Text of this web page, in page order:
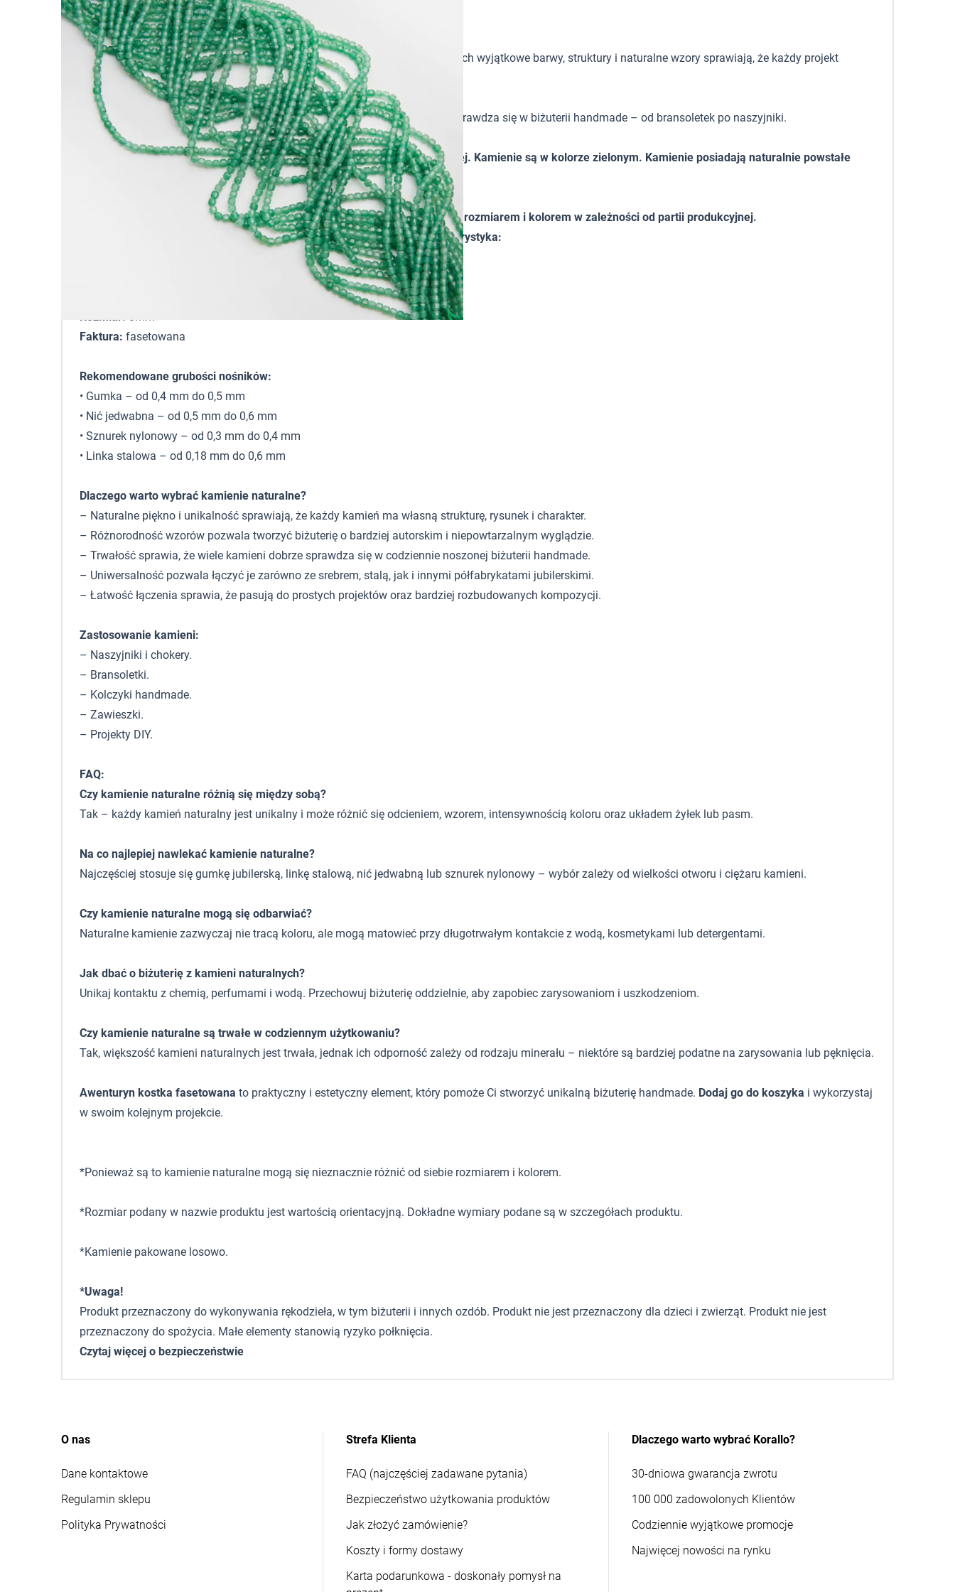
Awenturyn kostka fasetowana 3mm
Kamienie to jedne z najbardziej cenionych dodatków w biżuterii handmade. Ich wyjątkowe barwy, struktury i naturalne wzory sprawiają, że każdy projekt
nabiera indywidualnego charakteru.
Awenturyn kostka wyróżnia się naturalną strukturą, dzięki czemu świetnie sprawdza się w biżuterii handmade – od bransoletek po naszyjniki.
Kamienie naturalne wykonane z awenturynu w kształcie kostki fasetowanej. Kamienie są w kolorze zielonym. Kamienie posiadają naturalnie powstałe
wrostki oraz przebarwienia.
*Ponieważ są to kamienie naturalne mogą się nieznacznie różnić od siebie rozmiarem i kolorem w zależności od partii produkcyjnej.
*Rozmiar podany w nazwie produktu jest wartością orientacyjną. Charakterystyka:
Rozmiar: 3mm
Faktura: fasetowana
Rekomendowane grubości nośników:
• Gumka – od 0,4 mm do 0,5 mm
• Nić jedwabna – od 0,5 mm do 0,6 mm
• Sznurek nylonowy – od 0,3 mm do 0,4 mm
• Linka stalowa – od 0,18 mm do 0,6 mm
Dlaczego warto wybrać kamienie naturalne?
– Naturalne piękno i unikalność sprawiają, że każdy kamień ma własną strukturę, rysunek i charakter.
– Różnorodność wzorów pozwala tworzyć biżuterię o bardziej autorskim i niepowtarzalnym wyglądzie.
– Trwałość sprawia, że wiele kamieni dobrze sprawdza się w codziennie noszonej biżuterii handmade.
– Uniwersalność pozwala łączyć je zarówno ze srebrem, stalą, jak i innymi półfabrykatami jubilerskimi.
– Łatwość łączenia sprawia, że pasują do prostych projektów oraz bardziej rozbudowanych kompozycji.
Zastosowanie kamieni:
– Naszyjniki i chokery.
– Bransoletki.
– Kolczyki handmade.
– Zawieszki.
– Projekty DIY.
FAQ:
Czy kamienie naturalne różnią się między sobą?
Tak – każdy kamień naturalny jest unikalny i może różnić się odcieniem, wzorem, intensywnością koloru oraz układem żyłek lub pasm.
Na co najlepiej nawlekać kamienie naturalne?
Najczęściej stosuje się gumkę jubilerską, linkę stalową, nić jedwabną lub sznurek nylonowy – wybór zależy od wielkości otworu i ciężaru kamieni.
Czy kamienie naturalne mogą się odbarwiać?
Naturalne kamienie zazwyczaj nie tracą koloru, ale mogą matowieć przy długotrwałym kontakcie z wodą, kosmetykami lub detergentami.
Jak dbać o biżuterię z kamieni naturalnych?
Unikaj kontaktu z chemią, perfumami i wodą. Przechowuj biżuterię oddzielnie, aby zapobiec zarysowaniom i uszkodzeniom.
Czy kamienie naturalne są trwałe w codziennym użytkowaniu?
Tak, większość kamieni naturalnych jest trwała, jednak ich odporność zależy od rodzaju minerału – niektóre są bardziej podatne na zarysowania lub pęknięcia.
Awenturyn kostka fasetowana to praktyczny i estetyczny element, który pomoże Ci stworzyć unikalną biżuterię handmade. Dodaj go do koszyka i wykorzystaj
w swoim kolejnym projekcie.
*Ponieważ są to kamienie naturalne mogą się nieznacznie różnić od siebie rozmiarem i kolorem.
*Rozmiar podany w nazwie produktu jest wartością orientacyjną. Dokładne wymiary podane są w szczegółach produktu.
*Kamienie pakowane losowo.
*Uwaga!
Produkt przeznaczony do wykonywania rękodzieła, w tym biżuterii i innych ozdób. Produkt nie jest przeznaczony dla dzieci i zwierząt. Produkt nie jest
przeznaczony do spożycia. Małe elementy stanowią ryzyko połknięcia.
Czytaj więcej o bezpieczeństwie
O nas
Dane kontaktowe
Regulamin sklepu
Polityka Prywatności
Strefa Klienta
FAQ (najczęściej zadawane pytania)
Bezpieczeństwo użytkowania produktów
Jak złożyć zamówienie?
Koszty i formy dostawy
Karta podarunkowa - doskonały pomysł na
Dlaczego warto wybrać Korallo?
30-dniowa gwarancja zwrotu
100 000 zadowolonych Klientów
Codziennie wyjątkowe promocje
Najwięcej nowości na rynku